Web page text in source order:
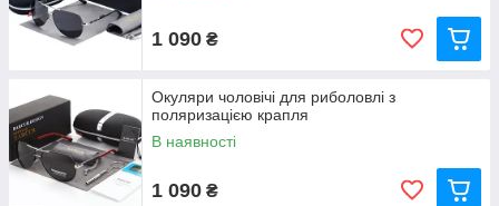
1 090 ₴
Окуляри чоловічі для риболовлі з
поляризацією крапля
В наявності
1 090 ₴